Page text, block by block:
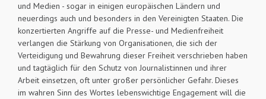
und Medien - sogar in einigen europäischen Ländern und
neuerdings auch und besonders in den Vereinigten Staaten. Die
konzertierten Angriffe auf die Presse- und Medienfreiheit
verlangen die Stärkung von Organisationen, die sich der
Verteidigung und Bewahrung dieser Freiheit verschrieben haben
und tagtäglich für den Schutz von Journalist:innen und ihrer
Arbeit einsetzen, oft unter großer persönlicher Gefahr. Dieses
im wahren Sinn des Wortes lebenswichtige Engagement will die